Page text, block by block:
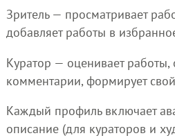
Зритель — просматривает
добавляет работы в
Куратор — оценивает работы,
комментарии, формирует
Каждый профиль включает
описание (для кураторов и